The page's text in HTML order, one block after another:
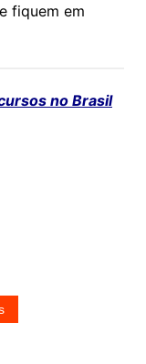
fiquem em
no Brasil